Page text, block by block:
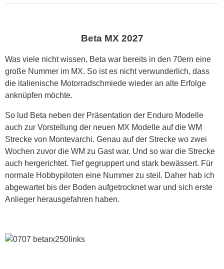
Beta MX 2027
Was viele nicht wissen, Beta war bereits in den 70ern eine
große Nummer im MX. So ist es nicht verwunderlich, dass
die italienische Motorradschmiede wieder an alte Erfolge
anknüpfen möchte.
So lud Beta neben der Präsentation der Enduro Modelle
auch zur Vorstellung der neuen MX Modelle auf die WM
Strecke von Montevarchi. Genau auf der Strecke wo zwei
Wochen zuvor die WM zu Gast war. Und so war die Strecke
auch hergerichtet. Tief gegruppert und stark bewässert. Für
normale Hobbypiloten eine Nummer zu steil. Daher hab ich
abgewartet bis der Boden aufgetrocknet war und sich erste
Anlieger herausgefahren haben.